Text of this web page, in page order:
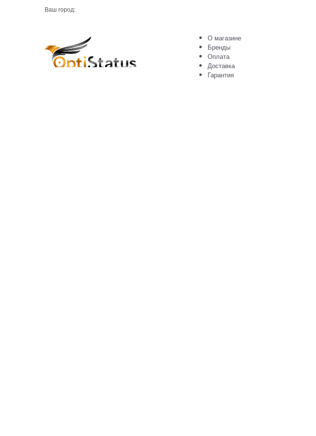
Ваш город:
О магазине
Бренды
Оплата
Доставка
Гарантия